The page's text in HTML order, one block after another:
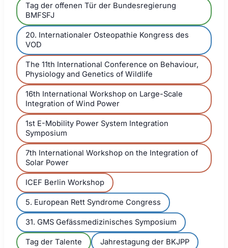
Tag der offenen Tür der Bundesregierung
BMFSFJ
20. Internationaler Osteopathie Kongress des
VOD
The 11th International Conference on Behaviour,
Physiology and Genetics of Wildlife
16th International Workshop on Large-Scale
Integration of Wind Power
1st E-Mobility Power System Integration
Symposium
7th International Workshop on the Integration of
Solar Power
ICEF Berlin Workshop
5. European Rett Syndrome Congress
31. GMS Gefässmedizinisches Symposium
Tag der Talente Jahrestagung der BKJPP